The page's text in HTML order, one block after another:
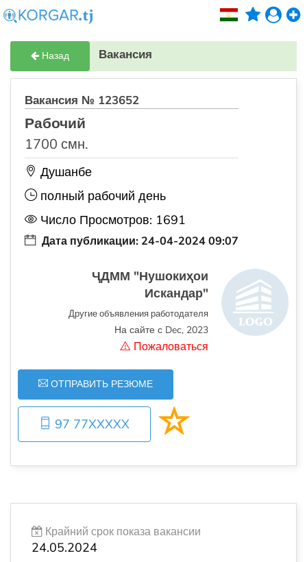
Назад Вакансия
Вакансия № 123652
Рабочий
1700 смн.
Душанбе
полный рабочий день
Число Просмотров: 1691
Дата публикации: 24-04-2024 09:07
ҶДММ "Нушокиҳои
Искандар"
Другие объявления работодателя
На сайте с Dec, 2023
Пожаловаться
ОТПРАВИТЬ РЕЗЮМЕ
97 77XXXXX
Крайний срок показа вакансии
24.05.2024